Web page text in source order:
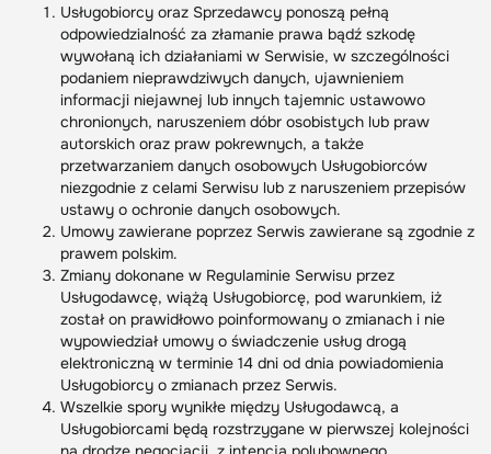
Usługobiorcy oraz Sprzedawcy ponoszą pełną
odpowiedzialność za złamanie prawa bądź szkodę
wywołaną ich działaniami w Serwisie, w szczególności
podaniem nieprawdziwych danych, ujawnieniem
informacji niejawnej lub innych tajemnic ustawowo
chronionych, naruszeniem dóbr osobistych lub praw
autorskich oraz praw pokrewnych, a także
przetwarzaniem danych osobowych Usługobiorców
niezgodnie z celami Serwisu lub z naruszeniem przepisów
ustawy o ochronie danych osobowych.
Umowy zawierane poprzez Serwis zawierane są zgodnie z
prawem polskim.
Zmiany dokonane w Regulaminie Serwisu przez
Usługodawcę, wiążą Usługobiorcę, pod warunkiem, iż
został on prawidłowo poinformowany o zmianach i nie
wypowiedział umowy o świadczenie usług drogą
elektroniczną w terminie 14 dni od dnia powiadomienia
Usługobiorcy o zmianach przez Serwis.
Wszelkie spory wynikłe między Usługodawcą, a
Usługobiorcami będą rozstrzygane w pierwszej kolejności